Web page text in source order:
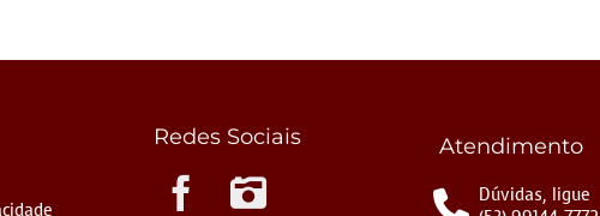
Redes Sociais Atendimento
Dúvidas, ligue